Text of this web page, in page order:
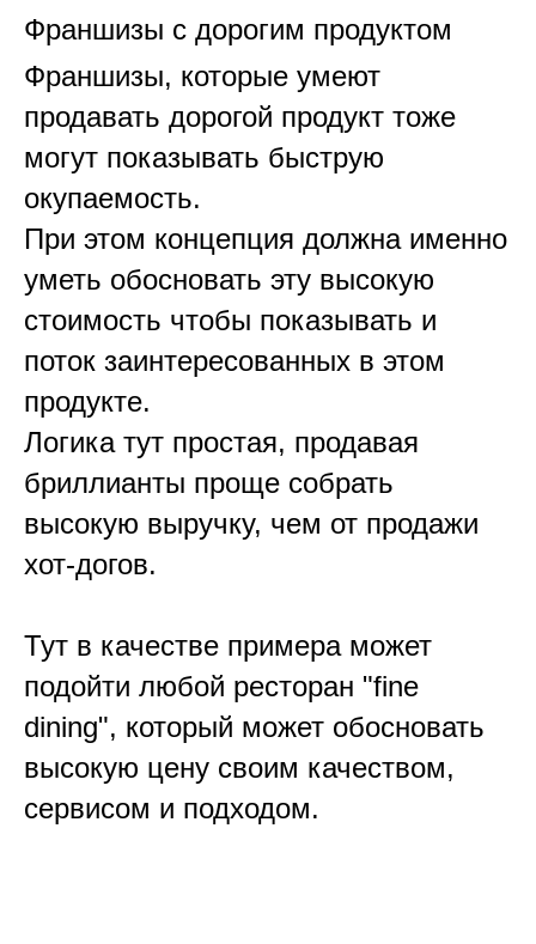
Франшизы с дорогим продуктом
Франшизы, которые умеют
продавать дорогой продукт тоже
могут показывать быструю
окупаемость.
При этом концепция должна именно
уметь обосновать эту высокую
стоимость чтобы показывать и
поток заинтересованных в этом
продукте.
Логика тут простая, продавая
бриллианты проще собрать
высокую выручку, чем от продажи
хот-догов.
Тут в качестве примера может
подойти любой ресторан "fine
dining", который может обосновать
высокую цену своим качеством,
сервисом и подходом.